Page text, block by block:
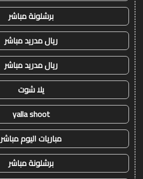
برشلونة مباشر
ريال مدريد مباشر
ريال مدريد مباشر
يلا شوت
yalla shoot
مباريات اليوم مباشر
برشلونة مباشر